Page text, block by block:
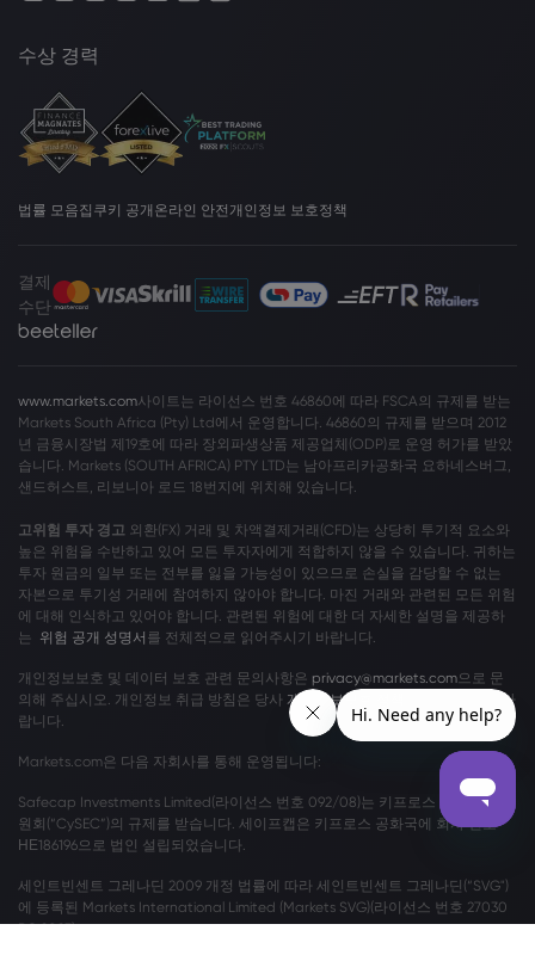
수상 경력
법률 모음집 쿠키 공개온라인 안전 개인정보 보호정책
결제
수단
www.markets.com사이트는 라이선스 번호 46860에 따라 FSCA의 규제를 받는
Markets South Africa (Pty) Ltd에서 운영합니다. 46860의 규제를 받으며 2012
년 금융시장법 제19호에 따라 장외파생상품 제공업체(ODP)로 운영 허가를 받았
습니다. Markets (SOUTH AFRICA) PTY LTD는 남아프리카공화국 요하네스버그,
샌드허스트, 리보니아 로드 18번지에 위치해 있습니다.
고위험 투자 경고 외환(FX) 거래 및 차액결제거래(CFD)는 상당히 투기적 요소와
높은 위험을 수반하고 있어 모든 투자자에게 적합하지 않을 수 있습니다. 귀하는
투자 원금의 일부 또는 전부를 잃을 가능성이 있으므로 손실을 감당할 수 없는
자본으로 투기성 거래에 참여하지 않아야 합니다. 마진 거래와 관련된 모든 위험
에 대해 인식하고 있어야 합니다. 관련된 위험에 대한 더 자세한 설명을 제공하
는 위험 공개 성명서 를 전체적으로 읽어주시기 바랍니다.
개인정보보호 및 데이터 보호 관련 문의사항은 privacy@markets.com으로 문
의해 주십시오. 개인정보 취급 방침은 당사 개인정보보호 정책
을 읽어보시기 바
랍니다.
Markets.com은 다음 자회사를 통해 운영됩니다:
Safecap Investments Limited(라이선스 번호 092/08)는 키프로스 증권 거래위
원회(“CySEC”)의 규제를 받습니다. 세이프캡은 키프로스 공화국에 회사 번호
ΗΕ186196으로 법인 설립되었습니다.
세인트빈센트 그레나딘 2009 개정 법률에 따라 세인트빈센트 그레나딘(“SVG")
에 등록된 Markets International Limited (Markets SVG)(라이선스 번호 27030
BC 2023)